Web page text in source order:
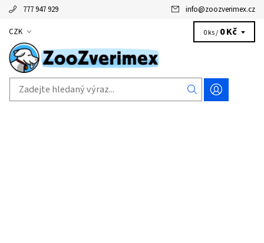
777 947 929 info@zoozverimex.cz
CZK 0 ks / 0 Kč